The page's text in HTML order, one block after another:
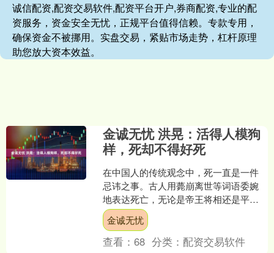
诚信配资,配资交易软件,配资平台开户,券商配资,专业的配
资服务，资金安全无忧，正规平台值得信赖。专款专用，
确保资金不被挪用。实盘交易，紧贴市场走势，杠杆原理
助您放大资本效益。
金诚无忧 洪晃：活得人模狗
样，死却不得好死
在中国人的传统观念中，死一直是一件
忌讳之事。古人用薨崩离世等词语委婉
地表达死亡，无论是帝王将相还是平民
百姓，生前都要讲究仪式感：请别人参
加葬礼时要备上一顿答谢的....
金诚无忧
查看：68 分类： 配资交易软件